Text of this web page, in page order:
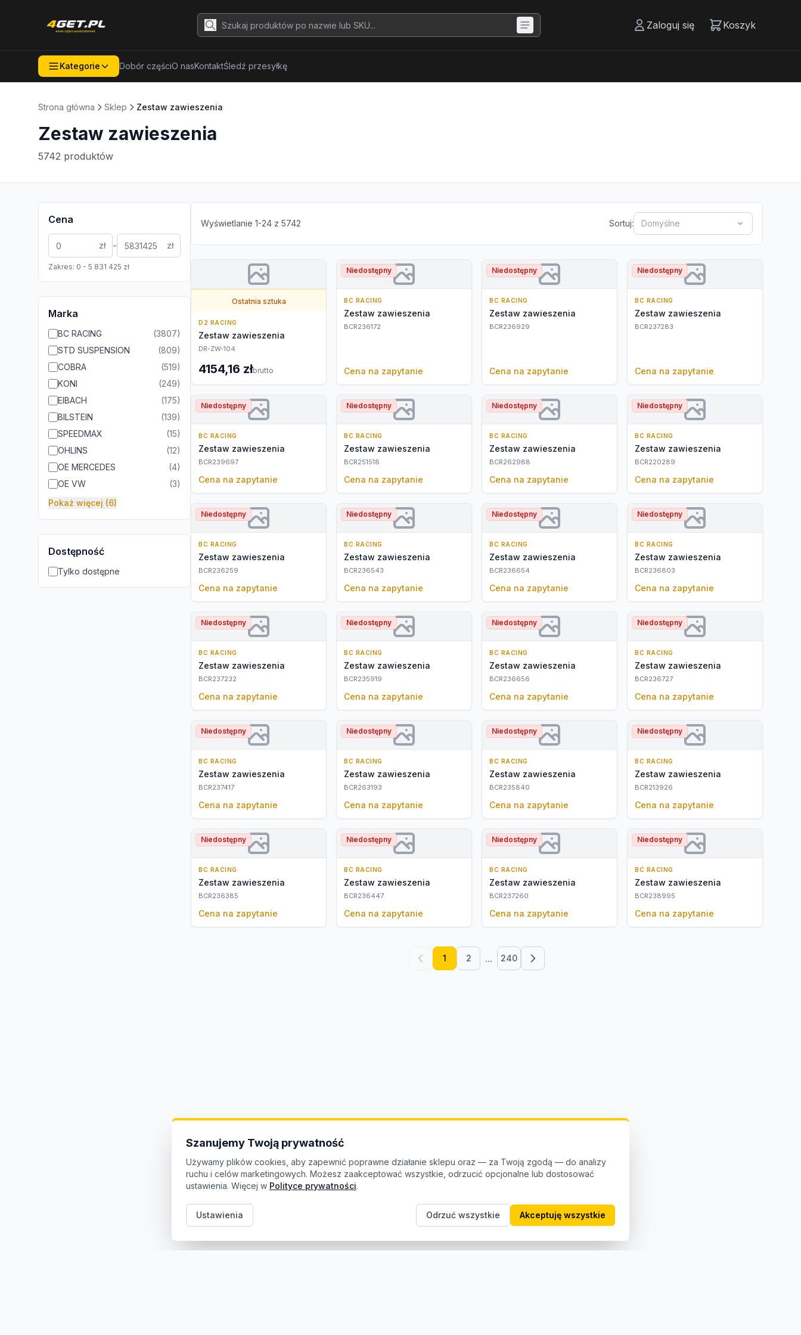
Zaloguj się Koszyk
Kategorie Dobór częściO nasKontaktŚledź przesyłkę
Strona główna Sklep Zestaw zawieszenia
Zestaw zawieszenia
5742 produktów
Cena
zł - zł
Zakres: 0 - 5 831 425 zł
Marka
BC RACING (3807)
STD SUSPENSION
(809)
COBRA
(519)
KONI
(249)
EIBACH
(175)
BILSTEIN
(139)
SPEEDMAX
(15)
OHLINS
(12)
OE MERCEDES
(4)
OE VW
(3)
Pokaż więcej (6)
Dostępność
Tylko dostępne
Wyświetlanie 1-24 z 5742 Sortuj: Domyślne
Ostatnia sztuka
D2 RACING
Zestaw zawieszenia
DR-ZW-104
4154,16 złbrutto
Niedostępny
BC RACING
Zestaw zawieszenia
BCR236172
Cena na zapytanie
Niedostępny
BC RACING
Zestaw zawieszenia
BCR236929
Cena na zapytanie
Niedostępny
BC RACING
Zestaw zawieszenia
BCR237283
Cena na zapytanie
Niedostępny
BC RACING
Zestaw zawieszenia
BCR239697
Cena na zapytanie
Niedostępny
BC RACING
Zestaw zawieszenia
BCR251518
Cena na zapytanie
Niedostępny
BC RACING
Zestaw zawieszenia
BCR262988
Cena na zapytanie
Niedostępny
BC RACING
Zestaw zawieszenia
BCR220289
Cena na zapytanie
Niedostępny
BC RACING
Zestaw zawieszenia
BCR236259
Cena na zapytanie
Niedostępny
BC RACING
Zestaw zawieszenia
BCR236543
Cena na zapytanie
Niedostępny
BC RACING
Zestaw zawieszenia
BCR236654
Cena na zapytanie
Niedostępny
BC RACING
Zestaw zawieszenia
BCR236803
Cena na zapytanie
Niedostępny
BC RACING
Zestaw zawieszenia
BCR237232
Cena na zapytanie
Niedostępny
BC RACING
Zestaw zawieszenia
BCR235919
Cena na zapytanie
Niedostępny
BC RACING
Zestaw zawieszenia
BCR236656
Cena na zapytanie
Niedostępny
BC RACING
Zestaw zawieszenia
BCR236727
Cena na zapytanie
Niedostępny
BC RACING
Zestaw zawieszenia
BCR237417
Cena na zapytanie
Niedostępny
BC RACING
Zestaw zawieszenia
BCR263193
Cena na zapytanie
Niedostępny
BC RACING
Zestaw zawieszenia
BCR235840
Cena na zapytanie
Niedostępny
BC RACING
Zestaw zawieszenia
BCR213926
Cena na zapytanie
Niedostępny
BC RACING
Zestaw zawieszenia
BCR236385
Cena na zapytanie
Niedostępny
BC RACING
Zestaw zawieszenia
BCR236447
Cena na zapytanie
Niedostępny
BC RACING
Zestaw zawieszenia
BCR237260
Cena na zapytanie
Niedostępny
BC RACING
Zestaw zawieszenia
BCR238995
Cena na zapytanie
1 2 ... 240
Szanujemy Twoją prywatność
Używamy plików cookies, aby zapewnić poprawne działanie sklepu oraz — za Twoją zgodą — do analizy
ruchu i celów marketingowych. Możesz zaakceptować wszystkie, odrzucić opcjonalne lub dostosować
ustawienia. Więcej w Polityce prywatności.
Ustawienia Odrzuć wszystkie Akceptuję wszystkie